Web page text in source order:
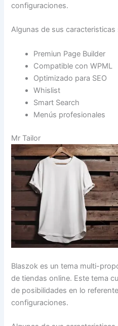
configuraciones.
Algunas de sus caracteristicas
Premiun Page Builder
Compatible con WPML
Optimizado para SEO
Whislist
Smart Search
Menús profesionales
Mr Tailor
Blaszok es un tema multi-
de tiendas online. Este tema
de posibilidades en lo
configuraciones.